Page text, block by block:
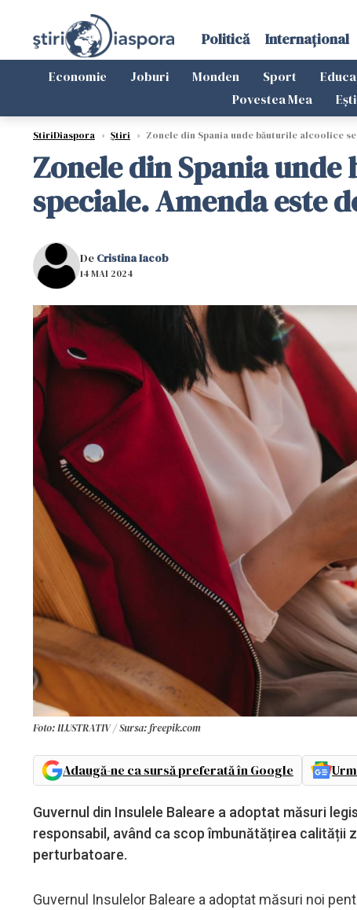
Politică Internațional
Economie Joburi Monden Sport
Povestea Mea
StiriDiaspora › Știri › Zonele din Spania unde băuturile alcoolice
Zonele din Spania
speciale. Amenda este
De Cristina Iacob
14 MAI 2024
Foto: ILUSTRATIV / Sursa: freepik.com
Adaugă-ne ca sursă preferată în Google
Guvernul din Insulele Baleare a adoptat măsuri
responsabil, având ca scop îmbunătățirea
perturbatoare.
Guvernul Insulelor Baleare a adoptat măsuri noi